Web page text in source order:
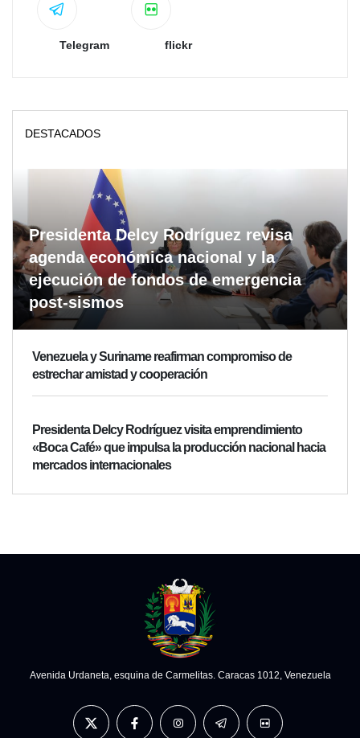
Telegram flickr
DESTACADOS
Presidenta Delcy Rodríguez revisa
agenda económica nacional y la
ejecución de fondos de emergencia
post-sismos
Venezuela y Suriname reafirman compromiso de
estrechar amistad y cooperación
Presidenta Delcy Rodríguez visita emprendimiento
«Boca Café» que impulsa la producción nacional hacia
mercados internacionales
Avenida Urdaneta, esquina de Carmelitas. Caracas 1012, Venezuela